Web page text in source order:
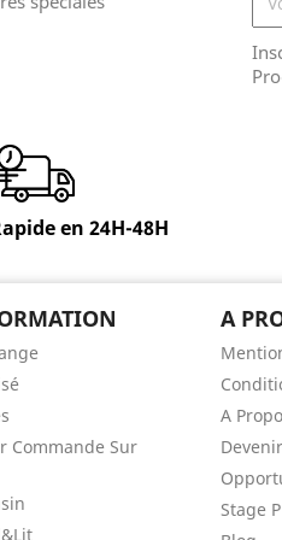
en 24H-48H
Commande Sur
A
A
Stage